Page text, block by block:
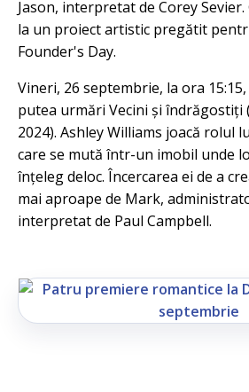
Jason, interpretat de Corey
la un proiect artistic pregătit
Founder's Day.
Vineri, 26 septembrie, la ora
putea urmări Vecini și îndrăgostiți
2024). Ashley Williams joacă rolul
care se mută într-un imobil unde
înțeleg deloc. Încercarea ei de a
mai aproape de Mark,
interpretat de Paul Campbell.